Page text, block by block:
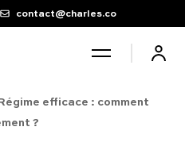
contact@charles.co
efficace : comment
?